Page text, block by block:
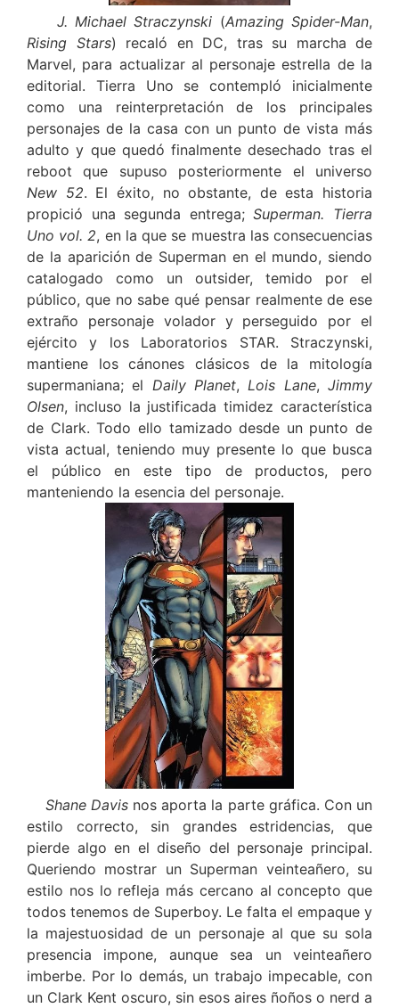
J. Michael Straczynski (Amazing Spider-Man,
Rising Stars) recaló en DC, tras su marcha de
Marvel, para actualizar al personaje estrella de la
editorial. Tierra Uno se contempló inicialmente
como una reinterpretación de los principales
personajes de la casa con un punto de vista más
adulto y que quedó finalmente desechado tras el
reboot que supuso posteriormente el universo
New 52. El éxito, no obstante, de esta historia
propició una segunda entrega;Superman. Tierra
Uno vol. 2, en la que se muestra las consecuencias
de la aparición de Superman en el mundo, siendo
catalogado como un outsider, temido por el
público, que no sabe qué pensar realmente de ese
extraño personaje volador y perseguido por el
ejército y los Laboratorios STAR. Straczynski,
mantiene los cánones clásicos de la mitología
supermaniana; el Daily Planet, Lois Lane,Jimmy
Olsen, incluso la justificada timidez característica
de Clark. Todo ello tamizado desde un punto de
vista actual, teniendo muy presente lo que busca
el público en este tipo de productos, pero
manteniendo la esencia del personaje.
Shane Davisnos aporta la parte gráfica. Con un
estilo correcto, sin grandes estridencias, que
pierde algo en el diseño del personaje principal.
Queriendo mostrar un Superman veinteañero, su
estilo nos lo refleja más cercano al concepto que
todos tenemos de Superboy. Le falta el empaque y
la majestuosidad de un personaje al que su sola
presencia impone, aunque sea un veinteañero
imberbe. Por lo demás, un trabajo impecable, con
un Clark Kent oscuro, sin esos aires ñoños o nerd a